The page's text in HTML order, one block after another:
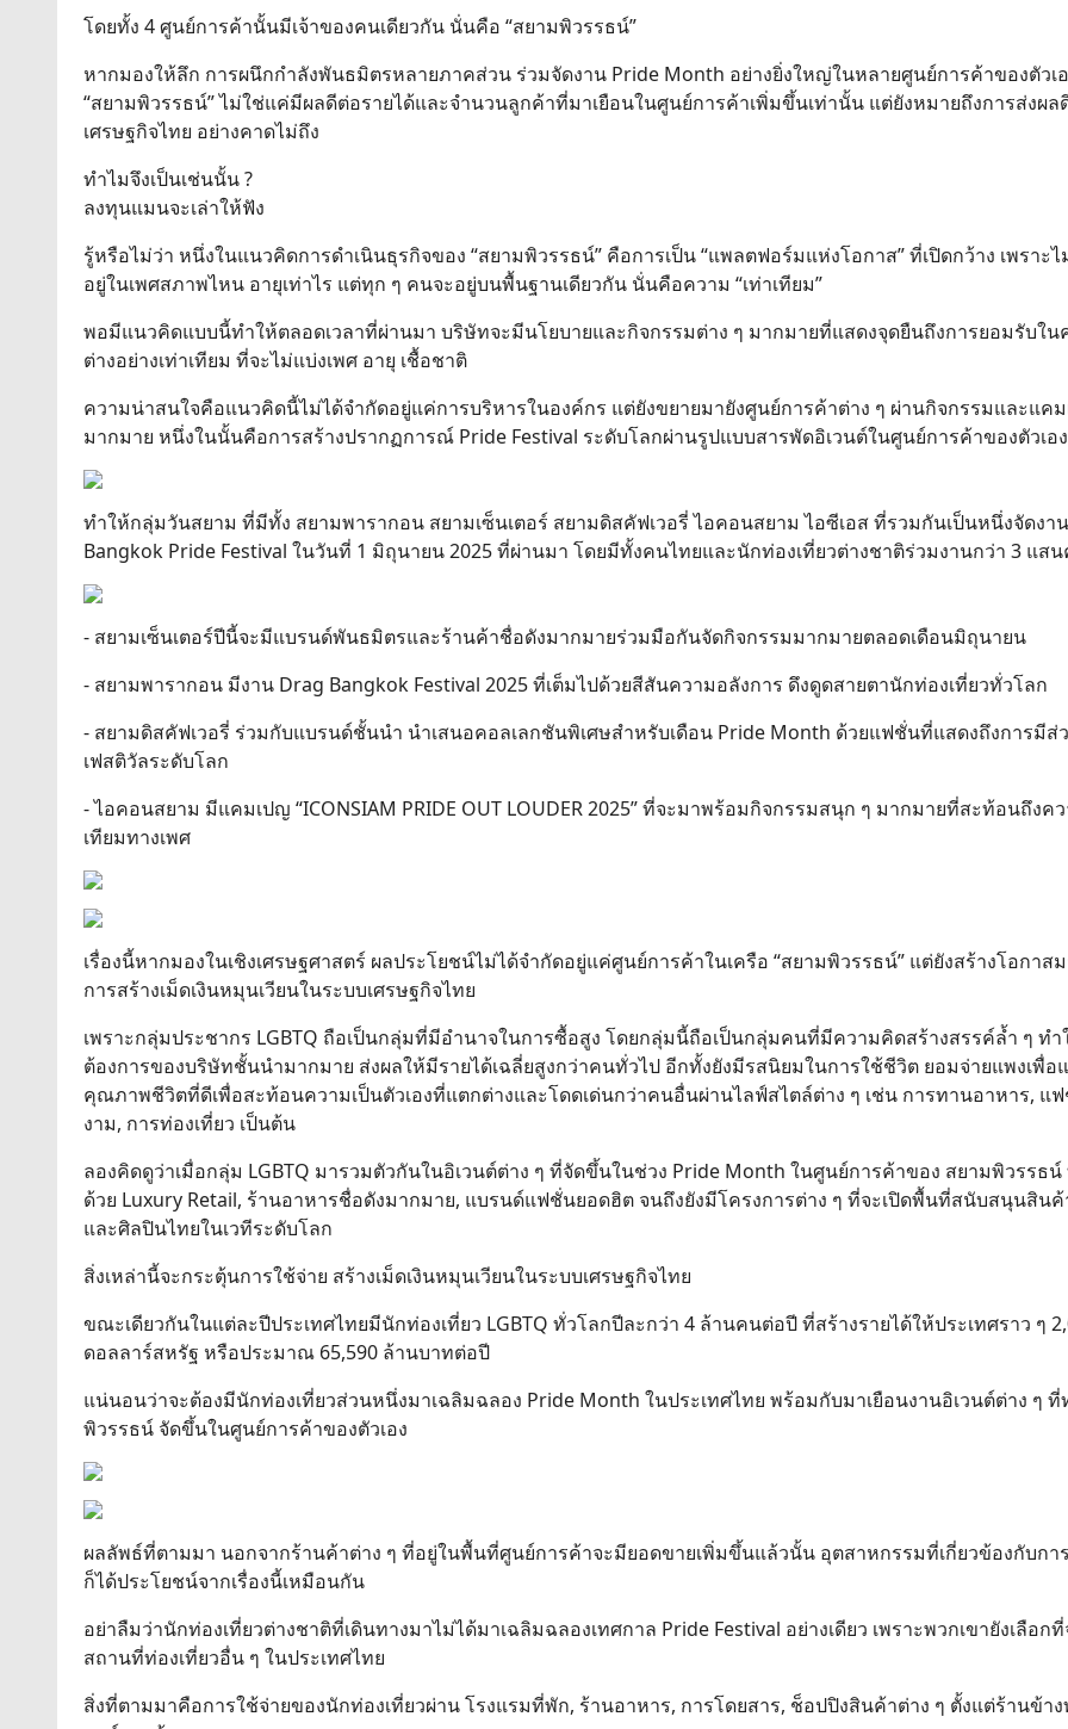
โดยทั้ง 4 ศูนย์การค้านั้นมีเจ้าของคนเดียวกัน นั่นคือ “สยามพิวรรธน์”
หากมองให้ลึก การผนึกกำลังพันธมิตรหลายภาคส่วน ร่วมจัดงาน Pride Month อย่างยิ่งใหญ่ในหลายศูนย์การค้าของตัวเ
“สยามพิวรรธน์” ไม่ใช่แค่มีผลดีต่อรายได้และจำนวนลูกค้าที่มาเยือนในศูนย์การค้าเพิ่มขึ้นเท่านั้น แต่ยังหมายถึงการส่งผล
เศรษฐกิจไทย อย่างคาดไม่ถึง
ทำไมจึงเป็นเช่นนั้น ?
ลงทุนแมนจะเล่าให้ฟัง
รู้หรือไม่ว่า หนึ่งในแนวคิดการดำเนินธุรกิจของ “สยามพิวรรธน์” คือการเป็น “แพลตฟอร์มแห่งโอกาส” ที่เปิดกว้าง เพราะ
อยู่ในเพศสภาพไหน อายุเท่าไร แต่ทุก ๆ คนจะอยู่บนพื้นฐานเดียวกัน นั่นคือความ “เท่าเทียม”
พอมีแนวคิดแบบนี้ทำให้ตลอดเวลาที่ผ่านมา บริษัทจะมีนโยบายและกิจกรรมต่าง ๆ มากมายที่แสดงจุดยืนถึงการยอมรับใน
ต่างอย่างเท่าเทียม ที่จะไม่แบ่งเพศ อายุ เชื้อชาติ
ความน่าสนใจคือแนวคิดนี้ไม่ได้จำกัดอยู่แค่การบริหารในองค์กร แต่ยังขยายมายังศูนย์การค้าต่าง ๆ ผ่านกิจกรรมและแค
มากมาย หนึ่งในนั้นคือการสร้างปรากฏการณ์ Pride Festival ระดับโลกผ่านรูปแบบสารพัดอิเวนต์ในศูนย์การค้าของตัวเอง
ทำให้กลุ่มวันสยาม ที่มีทั้ง สยามพารากอน สยามเซ็นเตอร์ สยามดิสคัฟเวอรี่ ไอคอนสยาม ไอซีเอส ที่รวมกันเป็นหนึ่งจัดงาน
Bangkok Pride Festival ในวันที่ 1 มิถุนายน 2025 ที่ผ่านมา โดยมีทั้งคนไทยและนักท่องเที่ยวต่างชาติร่วมงานกว่า 3 แส
- สยามเซ็นเตอร์ปีนี้จะมีแบรนด์พันธมิตรและร้านค้าชื่อดังมากมายร่วมมือกันจัดกิจกรรมมากมายตลอดเดือนมิถุนายน
- สยามพารากอน มีงาน Drag Bangkok Festival 2025 ที่เต็มไปด้วยสีสันความอลังการ ดึงดูดสายตานักท่องเที่ยวทั่วโลก
- สยามดิสคัฟเวอรี่ ร่วมกับแบรนด์ชั้นนำ นำเสนอคอลเลกชันพิเศษสำหรับเดือน Pride Month ด้วยแฟชั่นที่แสดงถึงการมีส่
เฟสติวัลระดับโลก
- ไอคอนสยาม มีแคมเปญ “ICONSIAM PRIDE OUT LOUDER 2025” ที่จะมาพร้อมกิจกรรมสนุก ๆ มากมายที่สะท้อนถึงค
เทียมทางเพศ
เรื่องนี้หากมองในเชิงเศรษฐศาสตร์ ผลประโยชน์ไม่ได้จำกัดอยู่แค่ศูนย์การค้าในเครือ “สยามพิวรรธน์” แต่ยังสร้างโอกาส
การสร้างเม็ดเงินหมุนเวียนในระบบเศรษฐกิจไทย
เพราะกลุ่มประชากร LGBTQ ถือเป็นกลุ่มที่มีอำนาจในการซื้อสูง โดยกลุ่มนี้ถือเป็นกลุ่มคนที่มีความคิดสร้างสรรค์ล้ำ ๆ ทำ
ต้องการของบริษัทชั้นนำมากมาย ส่งผลให้มีรายได้เฉลี่ยสูงกว่าคนทั่วไป อีกทั้งยังมีรสนิยมในการใช้ชีวิต ยอมจ่ายแพงเพื่อ
คุณภาพชีวิตที่ดีเพื่อสะท้อนความเป็นตัวเองที่แตกต่างและโดดเด่นกว่าคนอื่นผ่านไลฟ์สไตล์ต่าง ๆ เช่น การทานอาหาร, แ
งาม, การท่องเที่ยว เป็นต้น
ลองคิดดูว่าเมื่อกลุ่ม LGBTQ มารวมตัวกันในอิเวนต์ต่าง ๆ ที่จัดขึ้นในช่วง Pride Month ในศูนย์การค้าของ สยามพิวรรธน์
ด้วย Luxury Retail, ร้านอาหารชื่อดังมากมาย, แบรนด์แฟชั่นยอดฮิต จนถึงยังมีโครงการต่าง ๆ ที่จะเปิดพื้นที่สนับสนุนสิน
และศิลปินไทยในเวทีระดับโลก
สิ่งเหล่านี้จะกระตุ้นการใช้จ่าย สร้างเม็ดเงินหมุนเวียนในระบบเศรษฐกิจไทย
ขณะเดียวกันในแต่ละปีประเทศไทยมีนักท่องเที่ยว LGBTQ ทั่วโลกปีละกว่า 4 ล้านคนต่อปี ที่สร้างรายได้ให้ประเทศราว ๆ
ดอลลาร์สหรัฐ หรือประมาณ 65,590 ล้านบาทต่อปี
แน่นอนว่าจะต้องมีนักท่องเที่ยวส่วนหนึ่งมาเฉลิมฉลอง Pride Month ในประเทศไทย พร้อมกับมาเยือนงานอิเวนต์ต่าง ๆ ที่
พิวรรธน์ จัดขึ้นในศูนย์การค้าของตัวเอง
ผลลัพธ์ที่ตามมา นอกจากร้านค้าต่าง ๆ ที่อยู่ในพื้นที่ศูนย์การค้าจะมียอดขายเพิ่มขึ้นแล้วนั้น อุตสาหกรรมที่เกี่ยวข้องกับกา
ก็ได้ประโยชน์จากเรื่องนี้เหมือนกัน
อย่าลืมว่านักท่องเที่ยวต่างชาติที่เดินทางมาไม่ได้มาเฉลิมฉลองเทศกาล Pride Festival อย่างเดียว เพราะพวกเขายังเลือก
สถานที่ท่องเที่ยวอื่น ๆ ในประเทศไทย
สิ่งที่ตามมาคือการใช้จ่ายของนักท่องเที่ยวผ่าน โรงแรมที่พัก, ร้านอาหาร, การโดยสาร, ช็อปปิงสินค้าต่าง ๆ ตั้งแต่ร้านข้าง